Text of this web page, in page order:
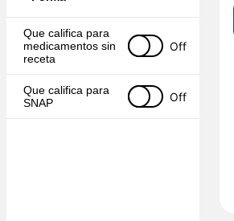
Que califica para
medicamentos sin
receta
Off
Que califica para
SNAP
Off